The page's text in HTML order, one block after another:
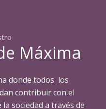
Máxima
donde todos los
contribuir con el
sociedad a través de